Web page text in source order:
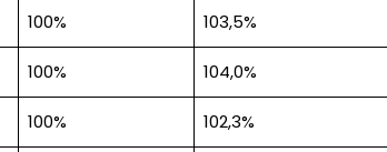
100% 103,5%
100% 104,0%
100% 102,3%